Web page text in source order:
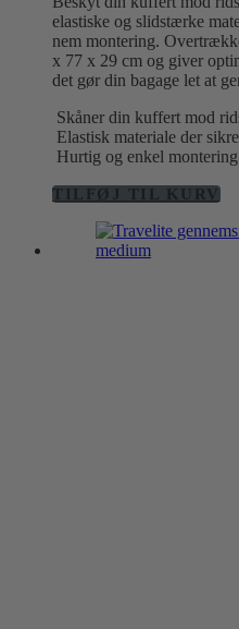
elastiske og slidstærke
nem montering.
x 77 x 29 cm og giver
det gør din bagage let at
Skåner din kuffert mod
Elastisk materiale der
Hurtig og enkel
TILFØJ TIL KURV